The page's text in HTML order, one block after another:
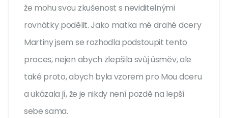
že mohu svou zkušenost s neviditelnými
rovnátky podělit. Jako matka mé drahé dcery
Martiny jsem se rozhodla podstoupit tento
proces, nejen abych zlepšila svůj úsměv, ale
také proto, abych byla vzorem pro Mou dceru
a ukázala jí, že je nikdy není pozdě na lepší
sebe sama.